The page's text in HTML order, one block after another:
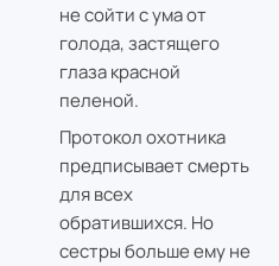
не сойти с ума от
голода, застящего
глаза красной
пеленой.
Протокол охотника
предписывает смерть
для всех
обратившихся. Но
сестры больше ему не